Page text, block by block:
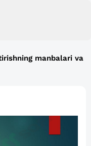
manbalari va